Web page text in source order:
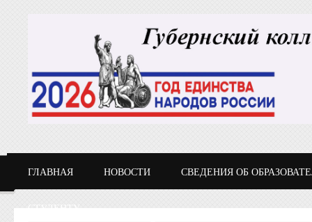
ГЛАВНАЯ НОВОСТИ СВЕДЕНИЯ ОБ
СТУДЕНТУ